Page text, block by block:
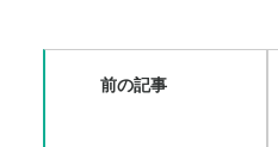
前の記事